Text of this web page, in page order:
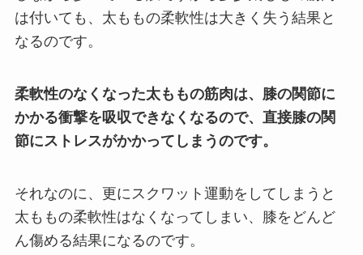
は付いても、太ももの柔軟性は大きく失う結果と
なるのです。
柔軟性のなくなった太ももの筋肉は、膝の関節に
かかる衝撃を吸収できなくなるので、直接膝の関
節にストレスがかかってしまうのです。
それなのに、更にスクワット運動をしてしまうと
太ももの柔軟性はなくなってしまい、膝をどんど
ん傷める結果になるのです。